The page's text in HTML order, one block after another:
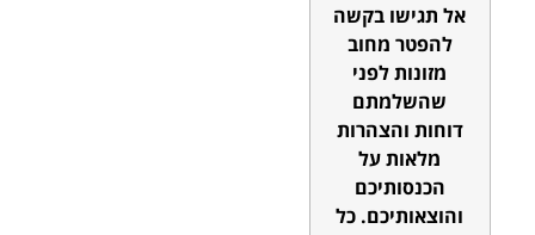
אל תגישו בקשה
להפטר מחוב
מזונות לפני
שהשלמתם
דוחות והצהרות
מלאות על
הכנסותיכם
והוצאותיכם. כל